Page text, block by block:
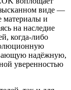
виде —
материалы и
на наследие
когда-либо
надёжную,
уверенностью